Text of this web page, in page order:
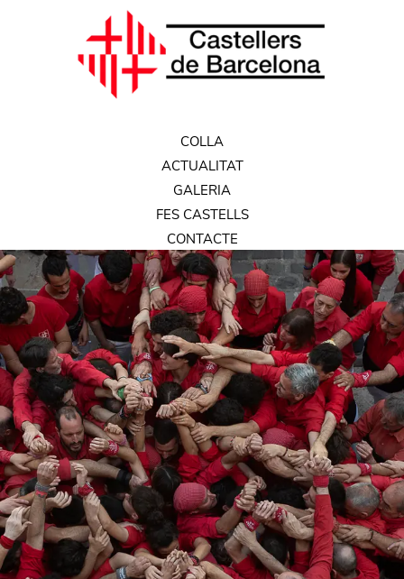
COLLA
ACTUALITAT
GALERIA
FES CASTELLS
CONTACTE